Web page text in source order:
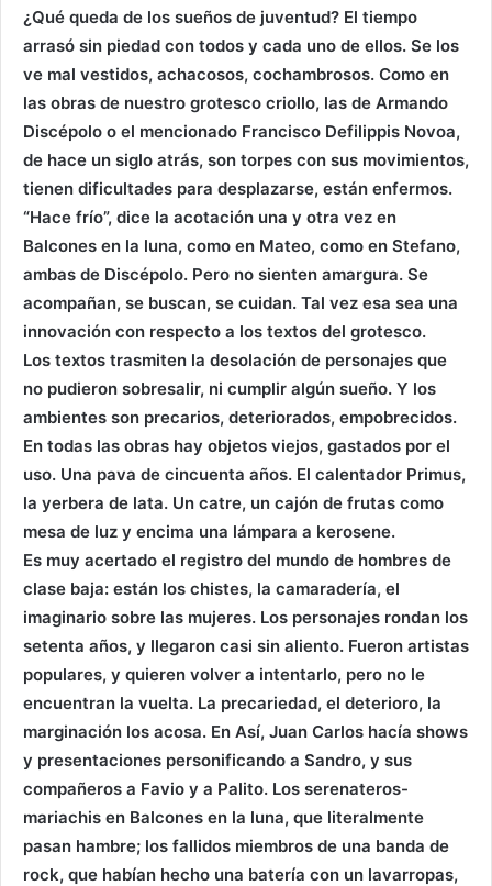
¿Qué queda de los sueños de juventud? El tiempo
arrasó sin piedad con todos y cada uno de ellos. Se los
ve mal vestidos, achacosos, cochambrosos. Como en
las obras de nuestro grotesco criollo, las de Armando
Discépolo o el mencionado Francisco Defilippis Novoa,
de hace un siglo atrás, son torpes con sus movimientos,
tienen dificultades para desplazarse, están enfermos.
“Hace frío”, dice la acotación una y otra vez en
Balcones en la luna, como en Mateo, como en Stefano,
ambas de Discépolo. Pero no sienten amargura. Se
acompañan, se buscan, se cuidan. Tal vez esa sea una
innovación con respecto a los textos del grotesco.
Los textos trasmiten la desolación de personajes que
no pudieron sobresalir, ni cumplir algún sueño. Y los
ambientes son precarios, deteriorados, empobrecidos.
En todas las obras hay objetos viejos, gastados por el
uso. Una pava de cincuenta años. El calentador Primus,
la yerbera de lata. Un catre, un cajón de frutas como
mesa de luz y encima una lámpara a kerosene.
Es muy acertado el registro del mundo de hombres de
clase baja: están los chistes, la camaradería, el
imaginario sobre las mujeres. Los personajes rondan los
setenta años, y llegaron casi sin aliento. Fueron artistas
populares, y quieren volver a intentarlo, pero no le
encuentran la vuelta. La precariedad, el deterioro, la
marginación los acosa. En Así, Juan Carlos hacía shows
y presentaciones personificando a Sandro, y sus
compañeros a Favio y a Palito. Los serenateros-
mariachis en Balcones en la luna, que literalmente
pasan hambre; los fallidos miembros de una banda de
rock, que habían hecho una batería con un lavarropas,